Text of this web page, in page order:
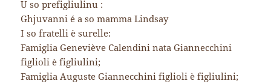
U so prefigliulinu :
Ghjuvanni é a so mamma Lindsay
I so fratelli è surelle:
Famiglia Geneviève Calendini nata Giannecchini
figlioli è figliulini;
Famiglia Auguste Giannecchini figlioli è figliulini;